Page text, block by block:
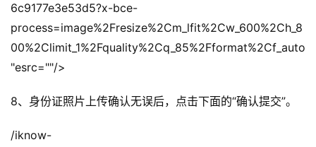
O
优
A
6c9177e3e53d5?x-bce-
process=image%2Fresize%2Cm_lfit%2Cw_600%2Ch_8
00%2Climit_1%2Fquality%2Cq_85%2Fformat%2Cf_auto
"esrc=""/>
8、身份证照片上传确认无误后，点击下面的“确认提交”。
/iknow-